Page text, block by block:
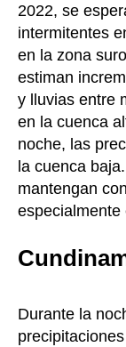
2022, se
intermitentes
en la zona
estiman
y lluvias entre
en la cuenca
noche, las
la cuenca
mantengan
especialmente
Durante la